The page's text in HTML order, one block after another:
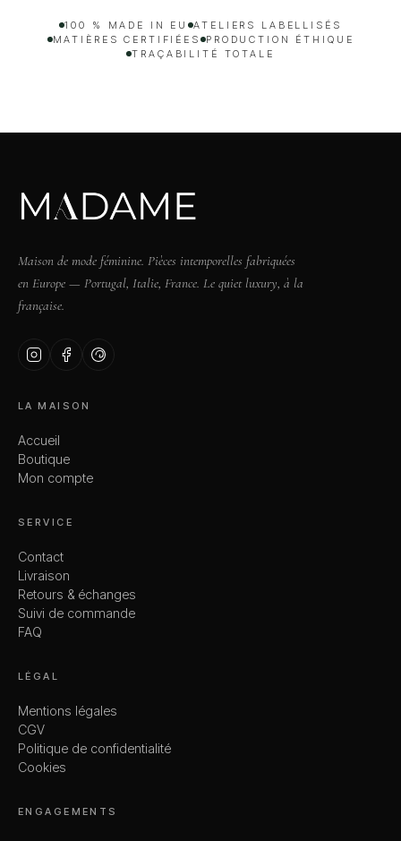
100 % MADE IN EU ATELIERS LABELLISÉS
MATIÈRES CERTIFIÉES
PRODUCTION ÉTHIQUE
TRAÇABILITÉ TOTALE
Maison de mode féminine. Pièces intemporelles fabriquées
en Europe — Portugal, Italie, France. Le quiet luxury, à la
française.
LA MAISON
Accueil
Boutique
Mon compte
SERVICE
Contact
Livraison
Retours & échanges
Suivi de commande
FAQ
LÉGAL
Mentions légales
CGV
Politique de confidentialité
Cookies
ENGAGEMENTS